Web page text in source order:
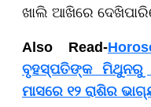
ଖାଲି ଆଖିରେ
Also Read-
ବୃହସ୍ପତିଙ୍କ ମିଥୁନରୁ
ମାସରେ ୧୨ ରାଶିର